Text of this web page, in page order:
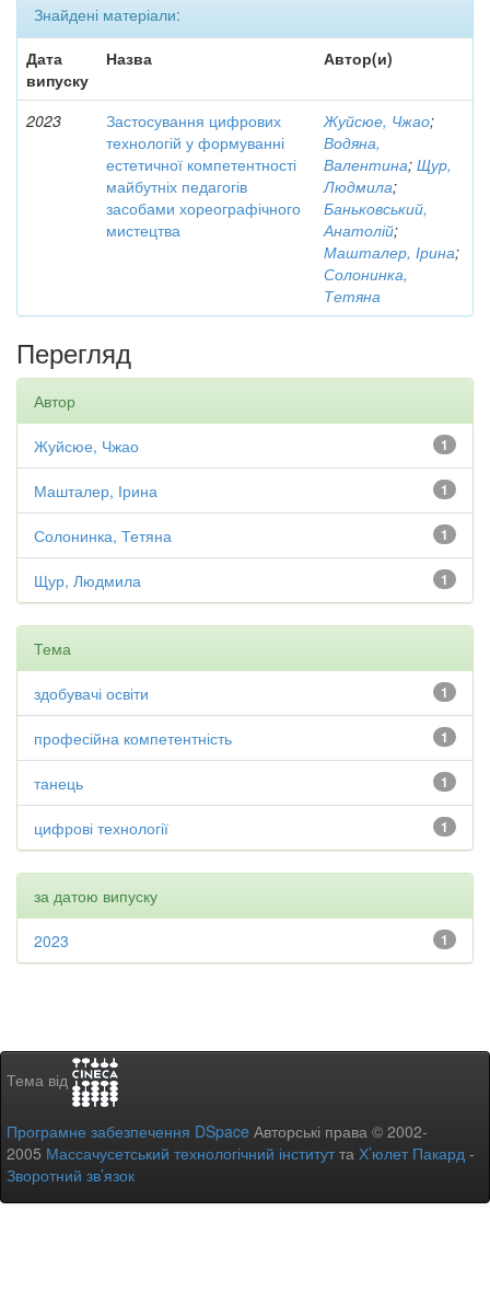
Знайдені матеріали:
Дата
випуску
Назва Автор(и)
2023
Застосування цифрових
технологій у формуванні
естетичної компетентності
майбутніх педагогів
засобами хореографічного
мистецтва
Жуйсюе, Чжао;
Водяна,
Валентина; Щур,
Людмила;
Баньковський,
Анатолій;
Машталер, Ірина;
Солонинка,
Тетяна
Перегляд
Автор
1
Жуйсюе, Чжао
1
Машталер, Ірина
1
Солонинка, Тетяна
1
Щур, Людмила
Тема
1
здобувачі освіти
1
професійна компетентність
1
танець
1
цифрові технології
за датою випуску
1
2023
Тема від
Програмне забезпечення DSpace Авторські права © 2002-
2005 Массачусетський технологічний інститутта Х’юлет Пакард -
Зворотний зв’язок